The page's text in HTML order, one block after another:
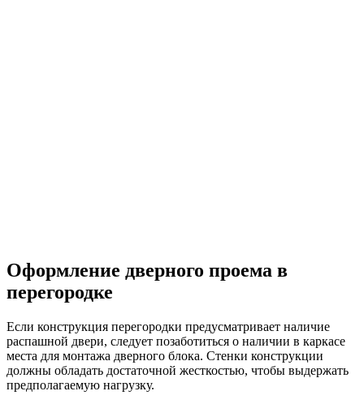
Оформление дверного проема в
перегородке
Если конструкция перегородки предусматривает наличие
распашной двери, следует позаботиться о наличии в каркасе
места для монтажа дверного блока. Стенки конструкции
должны обладать достаточной жесткостью, чтобы выдержать
предполагаемую нагрузку.